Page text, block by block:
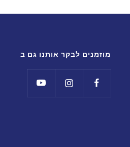
מוזמנים לבקר אותנו גם ב